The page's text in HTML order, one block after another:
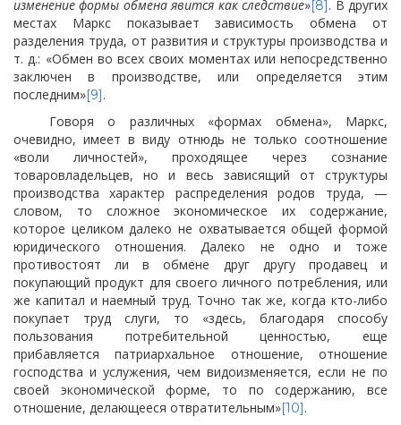
изменение формы обмена явится как следствие»[8] . В других
местах Маркс показывает зависимость обмена от
разделения труда, от развития и структуры производства и
т. д.: «Обмен во всех своих моментах или непосредственно
заключен в производстве, или определяется этим
последним»[9].
Говоря о различных «формах обмена», Маркс,
очевидно, имеет в виду отнюдь не только соотношение
«воли личностей», проходящее через сознание
товаровладельцев, но и весь зависящий от структуры
производства характер распределения родов труда, —
словом, то сложное экономическое их содержание,
которое целиком далеко не охватывается общей формой
юридического отношения. Далеко не одно и тоже
противостоят ли в обмене друг другу продавец и
покупающий продукт для своего личного потребления, или
же капитал и наемный труд. Точно так же, когда кто-либо
покупает труд слуги, то «здесь, благодаря способу
пользования потребительной ценностью, еще
прибавляется патриархальное отношение, отношение
господства и услужения, чем видоизменяется, если не по
своей экономической форме, то по содержанию, все
отношение, делающееся отвратительным»[10].